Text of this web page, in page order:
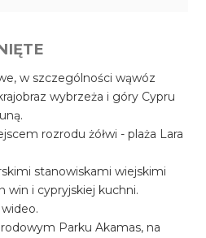
w szczególności wąwóz
wybrzeża i góry Cypru
rozrodu żółwi - plaża Lara
stanowiskami wiejskimi
win i cypryjskiej kuchni.
Parku Akamas, na